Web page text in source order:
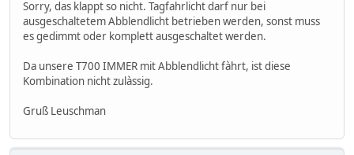
Sorry, das klappt so nicht. Tagfahrlicht darf nur bei
ausgeschaltetem Abblendlicht betrieben werden, sonst muss
es gedimmt oder komplett ausgeschaltet werden.
Da unsere T700 IMMER mit Abblendlicht fàhrt, ist diese
Kombination nicht zulàssig.
Gruß Leuschman